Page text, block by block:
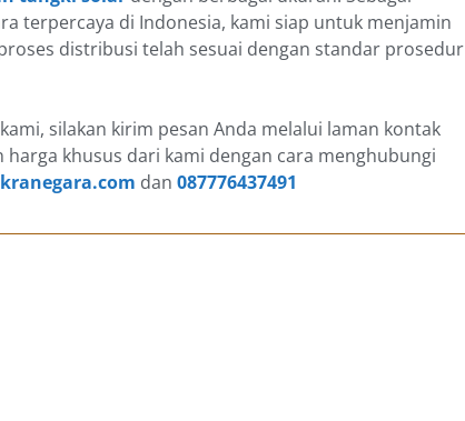
terpercaya di Indonesia, kami siap untuk menjamin
distribusi telah sesuai dengan standar prosedur
silakan kirim pesan Anda melalui laman kontak
khusus dari kami dengan cara menghubungi
dan 087776437491